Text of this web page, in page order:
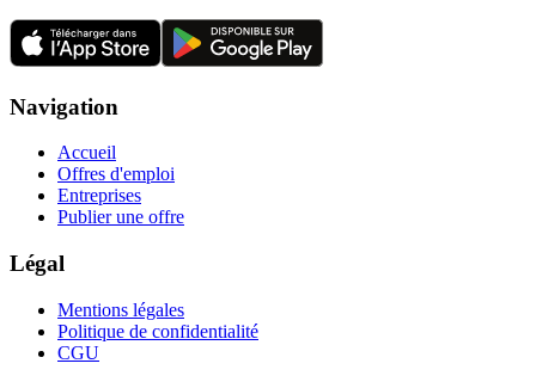
Navigation
Accueil
Offres d'emploi
Entreprises
Publier une offre
Légal
Mentions légales
Politique de confidentialité
CGU